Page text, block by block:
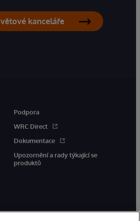
kanceláře
Podpora
WRC Direct
Dokumentace
Upozornění a rady týkající se
produktů